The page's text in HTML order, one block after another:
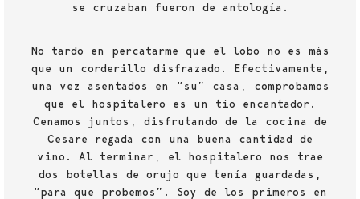
se cruzaban fueron de antología.
No tardo en percatarme que el lobo no es más
que un corderillo disfrazado. Efectivamente,
una vez asentados en “su” casa, comprobamos
que el hospitalero es un tío encantador.
Cenamos juntos, disfrutando de la cocina de
Cesare regada con una buena cantidad de
vino. Al terminar, el hospitalero nos trae
dos botellas de orujo que tenía guardadas,
“para que probemos”. Soy de los primeros en